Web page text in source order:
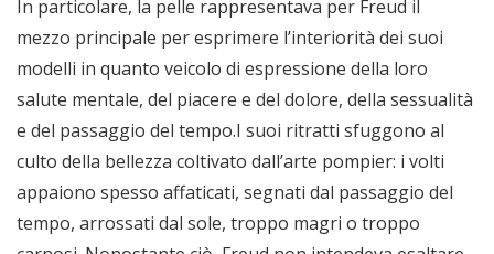
In particolare, la pelle rappresentava per Freud il
mezzo principale per esprimere l’interiorità dei suoi
modelli in quanto veicolo di espressione della loro
salute mentale, del piacere e del dolore, della sessualità
e del passaggio del tempo.I suoi ritratti sfuggono al
culto della bellezza coltivato dall’arte pompier: i volti
appaiono spesso affaticati, segnati dal passaggio del
tempo, arrossati dal sole, troppo magri o troppo